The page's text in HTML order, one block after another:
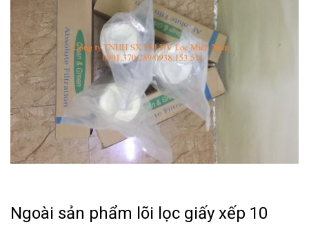
Ngoài sản phẩm lõi lọc giấy xếp 10